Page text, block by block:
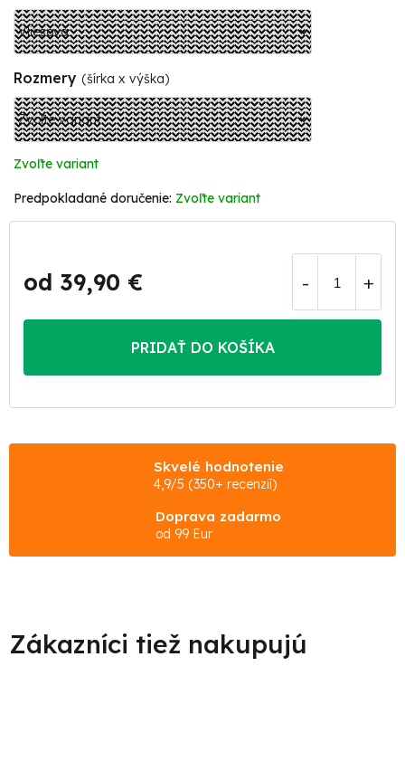
Rozmery (šírka x výška)
Zvoľte variant
Zvoľte variant
od 39,90 €
Jednotková
cena:
PRIDAŤ DO KOŠÍKA
Skvelé hodnotenie
4,9/5 (350+ recenzií)
Doprava zadarmo
od 99 Eur